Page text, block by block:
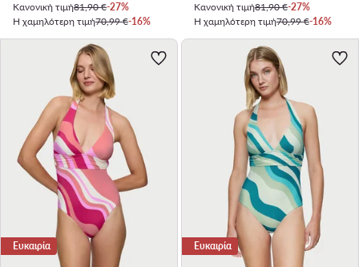
Κανονική τιμή81,90 €-27%
Η χαμηλότερη τιμή70,99 €-16%
Κανονική τιμή81,90 €-27%
Η χαμηλότερη τιμή70,99 €-16%
Ευκαιρία Ευκαιρία